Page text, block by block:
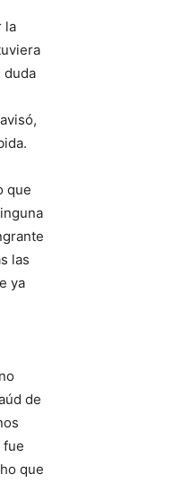
la
duda
que
las
ya
de
fue
que